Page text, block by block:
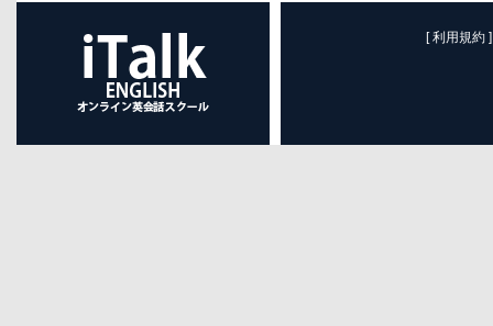
[ 利用規約 ]